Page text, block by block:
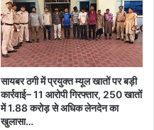
सायबर ठगी में प्रयुक्त म्यूल खातों पर बड़ी
कार्रवाई– 11 आरोपी गिरफ्तार, 250 खातों
में 1.88 करोड़ से अधिक लेनदेन का
खुलासा…